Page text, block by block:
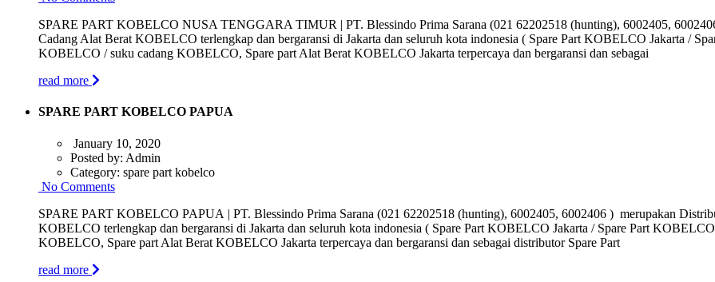
SPARE PART KOBELCO NUSA TENGGARA TIMUR | PT. Blessindo Prima Sarana (021 62202518 (hunting), 6002405,
Cadang Alat Berat KOBELCO terlengkap dan bergaransi di Jakarta dan seluruh kota indonesia ( Spare Part KOBELCO Jakarta /
KOBELCO / suku cadang KOBELCO, Spare part Alat Berat KOBELCO Jakarta terpercaya dan bergaransi dan sebagai
read more
SPARE PART KOBELCO PAPUA
January 10, 2020
Posted by: Admin
Category: spare part kobelco
No Comments
SPARE PART KOBELCO PAPUA | PT. Blessindo Prima Sarana (021 62202518 (hunting), 6002405, 6002406 ) merupakan
KOBELCO terlengkap dan bergaransi di Jakarta dan seluruh kota indonesia ( Spare Part KOBELCO Jakarta / Spare Part
KOBELCO, Spare part Alat Berat KOBELCO Jakarta terpercaya dan bergaransi dan sebagai distributor Spare Part
read more